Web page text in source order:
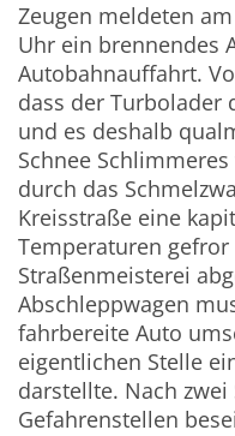
Zeugen meldeten
Uhr ein brennendes
Autobahnauffahrt.
dass der Turbolader
und es deshalb
Schnee
durch das
Kreisstraße eine
Temperaturen
Straßenmeisterei
Abschleppwagen
fahrbereite Auto
eigentlichen Stelle
darstellte. Nach
Gefahrenstellen